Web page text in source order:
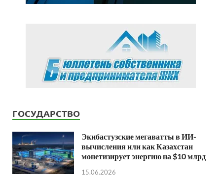
ГОСУДАРСТВО
Экибастузские мегаватты в ИИ-
вычисления или как Казахстан
монетизирует энергию на $10 млрд
15.06.2026